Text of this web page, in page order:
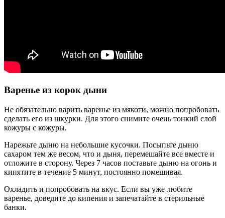
Варенье из корок дыни
Не обязательно варить варенье из мякоти, можно попробовать
сделать его из шкурки. Для этого снимите очень тонкий слой
кожуры с кожуры.
Нарежьте дыню на небольшие кусочки. Посыпьте дыню
сахаром тем же весом, что и дыня, перемешайте все вместе и
отложите в сторону. Через 7 часов поставьте дыню на огонь и
кипятите в течение 5 минут, постоянно помешивая.
Охладить и попробовать на вкус. Если вы уже любите
варенье, доведите до кипения и запечатайте в стерильные
банки.